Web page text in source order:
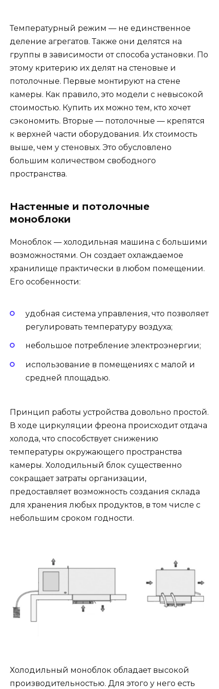
Температурный режим — не единственное
деление агрегатов. Также они делятся на
группы в зависимости от способа установки. По
этому критерию их делят на стеновые и
потолочные. Первые монтируют на стене
камеры. Как правило, это модели с невысокой
стоимостью. Купить их можно тем, кто хочет
сэкономить. Вторые — потолочные — крепятся
к верхней части оборудования. Их стоимость
выше, чем у стеновых. Это обусловлено
большим количеством свободного
пространства.
Настенные и потолочные
моноблоки
Моноблок — холодильная машина с большими
возможностями. Он создает охлаждаемое
хранилище практически в любом помещении.
Его особенности:
удобная система управления, что позволяет
регулировать температуру воздуха;
небольшое потребление электроэнергии;
использование в помещениях с малой и
средней площадью.
Принцип работы устройства довольно простой.
В ходе циркуляции фреона происходит отдача
холода, что способствует снижению
температуры окружающего пространства
камеры. Холодильный блок существенно
сокращает затраты организации,
предоставляет возможность создания склада
для хранения любых продуктов, в том числе с
небольшим сроком годности.
Холодильный моноблок обладает высокой
производительностью. Для этого у него есть